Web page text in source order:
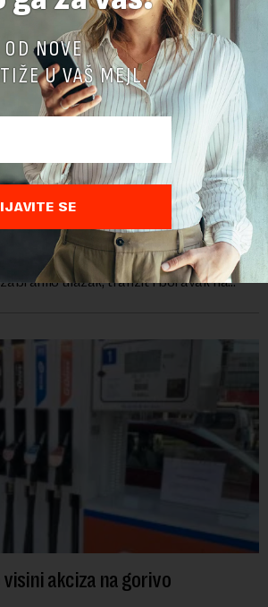
Srbija zabranjen ulaz na
Lučića Priština proglasila
poslova Kosova proglasilo je
Vladimira Lučića nepoželjnom
ulazak, tranzit i boravak na
akciza na gorivo
NOVE
U VAŠ MEJL.
SE